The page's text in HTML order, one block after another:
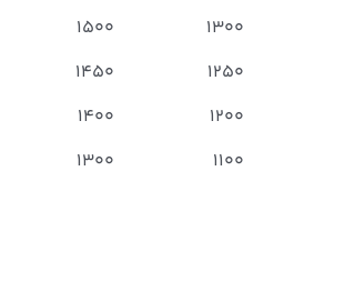
۱۳۰۰
۱۵۰۰
۱۲۵۰
۱۴۵۰
۱۲۰۰
۱۴۰۰
۱۱۰۰ ۱۳۰۰